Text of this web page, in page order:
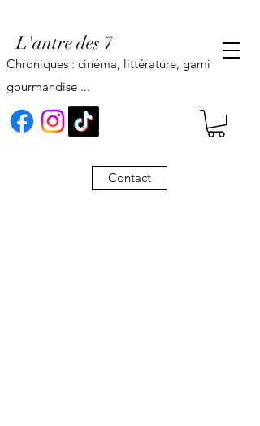
L'antre des 7
Contact
Chroniques : cinéma, littérature, gaming,
gourmandise ...